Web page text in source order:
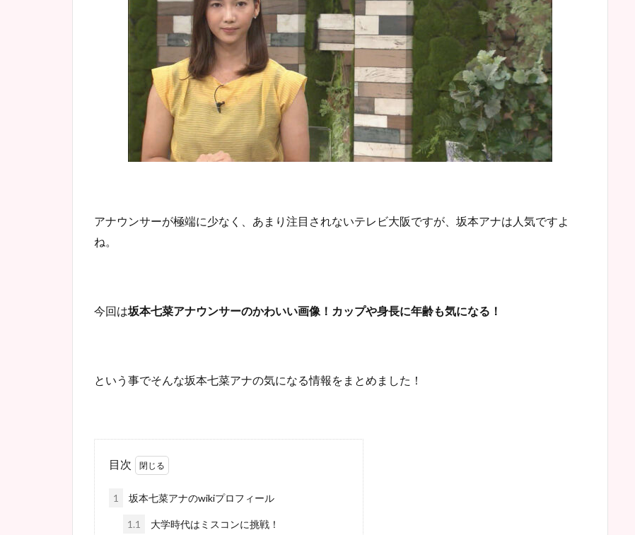
アナウンサーが極端に少なく、あまり注目されないテレビ大阪ですが、坂本アナは人気ですよ
ね。
今回は坂本七菜アナウンサーのかわいい画像！カップや身長に年齢も気になる！
という事でそんな坂本七菜アナの気になる情報をまとめました！
目次
1 坂本七菜アナのwikiプロフィール
1.1 大学時代はミスコンに挑戦！